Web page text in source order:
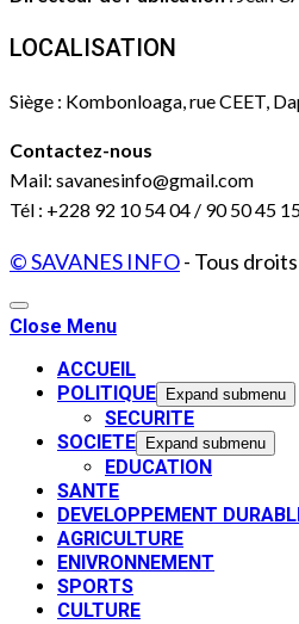
LOCALISATION
Siège : Kombonloaga, rue CEET,
Contactez-nous
Mail: savanesinfo@gmail.com
Tél : +228 92 10 54 04 / 90 50 45
© SAVANES INFO- Tous
Close Menu
ACCUEIL
POLITIQUE
Expand submenu
SECURITE
SOCIETE
Expand submenu
EDUCATION
SANTE
DEVELOPPEMENT
AGRICULTURE
ENIVRONNEMENT
SPORTS
CULTURE